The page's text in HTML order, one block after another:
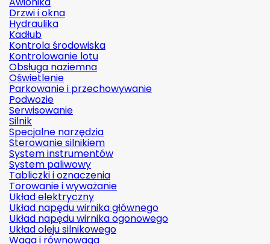
Drzwi i okna
Hydraulika
Kadłub
Kontrola środowiska
Kontrolowanie lotu
Obsługa naziemna
Oświetlenie
Parkowanie i przechowywanie
Podwozie
Serwisowanie
Silnik
Specjalne narzędzia
Sterowanie silnikiem
System instrumentów
System paliwowy
Tabliczki i oznaczenia
Torowanie i wyważanie
Układ elektryczny
Układ napędu wirnika głównego
Układ napędu wirnika ogonowego
Układ oleju silnikowego
Waga i równowaga